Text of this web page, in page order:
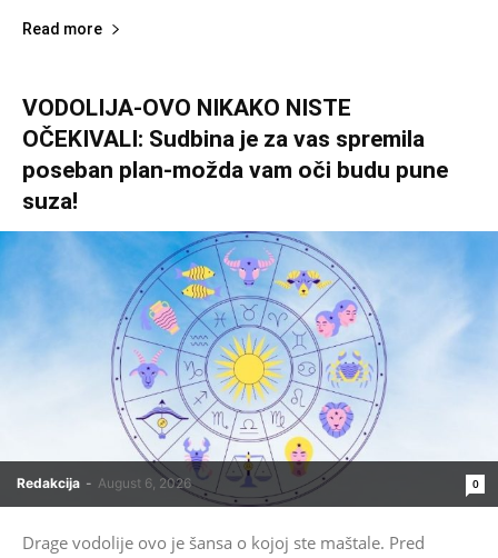
Read more
VODOLIJA-OVO NIKAKO NISTE
OČEKIVALI: Sudbina je za vas spremila
poseban plan-možda vam oči budu pune
suza!
Redakcija - August 6, 2026 0
Drage vodolije ovo je šansa o kojoj ste maštale. Pred